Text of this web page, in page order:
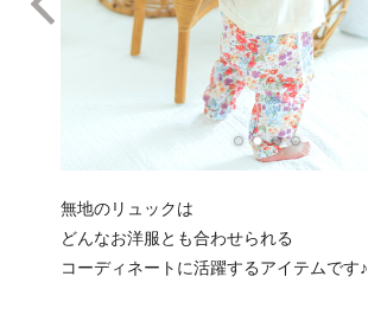
無地のリュックは
どんなお洋服とも合わせられる
コーディネートに活躍するアイテムです♪